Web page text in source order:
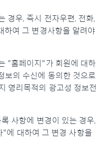
경우, 즉시 전자우편, 전화,
여 그 변경사항을 알려야
"홈페이지"가 회원에 대하
보의 수신에 동의한 것으로
영리목적의 광고성 정보전
사항에 변경이 있는 경우,
에 대하여 그 변경 사항을